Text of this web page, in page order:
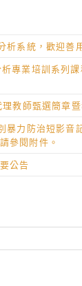
析系統，歡迎善
專業培訓系列
教師甄選簡章
暴力防治短影音
參閱附件。
公告